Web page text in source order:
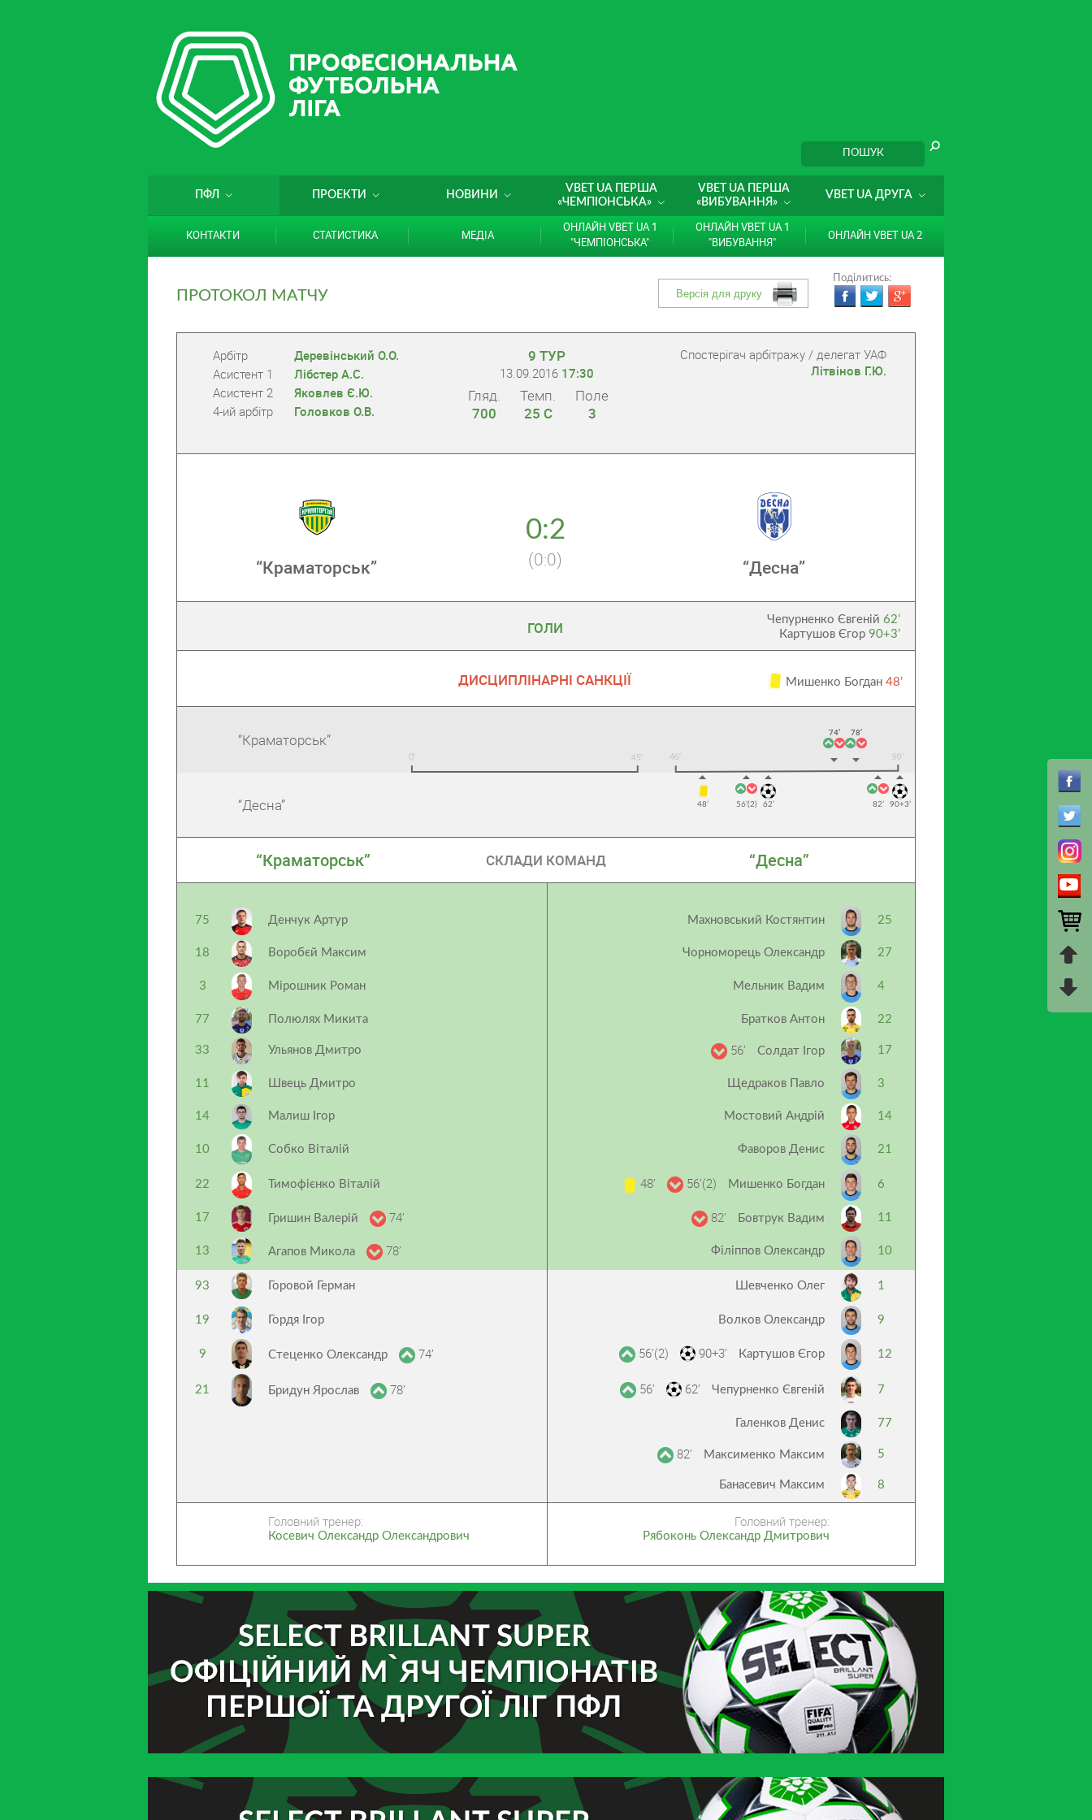
ПФЛ ПРОЕКТИ НОВИНИ
VBET UA ПЕРША
«ЧЕМПІОНСЬКА»
VBET UA ПЕРША
«ВИБУВАННЯ»
VBET UA ДРУГА
КОНТАКТИ СТАТИСТИКА МЕДІА
ОНЛАЙН VBET UA 1
"ЧЕМПІОНСЬКА"
ОНЛАЙН VBET UA 1
"ВИБУВАННЯ"
ОНЛАЙН VBET UA 2
ПРОТОКОЛ МАТЧУ
Поділитись:
Арбітр
Деревінський О.О.
Асистент 1
Лібстер А.С.
Асистент 2
Яковлев Є.Ю.
4-ий арбітр
Головков О.В.
9 ТУР
13.09.2016 17:30
Гляд.
700
Темп.
25 С
Поле
3
Cпостерігач арбітражу / делегат УАФ
Літвінов Г.Ю.
“Краматорськ”
0:2
(0:0) “Десна”
ГОЛИ Чепурненко Євгеній 62’
Картушов Єгор 90+3’
ДИСЦИПЛІНАРНІ САНКЦІЇ Мишенко Богдан 48’
“Краматорськ”
“Десна”
74’ 78’
48’ 56’(2) 62’ 82’ 90+3’
“Краматорськ” СКЛАДИ КОМАНД “Десна”
75 Денчук Артур Махновський Костянтин 25
18 Воробєй Максим Чорноморець Олександр 27
3 Мірошник Роман Мельник Вадим 4
77 Полюлях Микита Братков Антон 22
33 Ульянов Дмитро 56’ Солдат Ігор 17
11 Швець Дмитро Щедраков Павло 3
14 Малиш Ігор Мостовий Андрій 14
10 Собко Віталій Фаворов Денис 21
22 Тимофієнко Віталій 48’ 56’(2) Мишенко Богдан 6
17 Гришин Валерій 74’ 82’ Бовтрук Вадим 11
13 Агапов Микола 78’ Філіппов Олександр 10
93 Горовой Герман Шевченко Олег 1
19 Гордя Ігор Волков Олександр 9
9 Стеценко Олександр 74’ 56’(2) 90+3’ Картушов Єгор 12
21 Бридун Ярослав 78’ 56’ 62’ Чепурненко Євгеній 7
Галенков Денис 77
82’ Максименко Максим 5
Банасевич Максим 8
Головний тренер: Головний тренер:
Косевич Олександр Олександрович Рябоконь Олександр Дмитрович